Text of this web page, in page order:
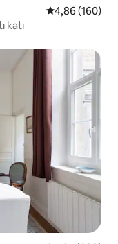
5 üzerinden
4,86 (160)
katı
arasında